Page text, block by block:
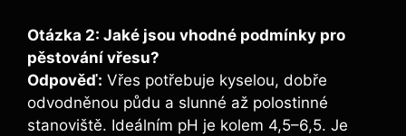
Otázka 2: Jaké jsou vhodné podmínky pro
pěstování vřesu?
Odpověď: Vřes potřebuje kyselou, dobře
odvodněnou půdu a slunné až polostinné
stanoviště. Ideálním pH je kolem 4,5–6,5. Je